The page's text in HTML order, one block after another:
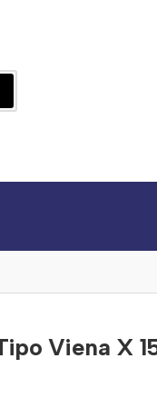
Viena X